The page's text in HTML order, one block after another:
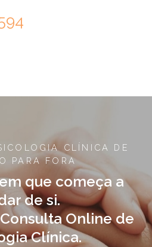
CLÍNICA DE
PARA FORA
que começa a
de si.
Online de
Clínica.